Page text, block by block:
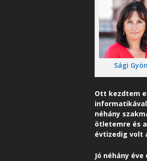
Sági
Ott kezdtem
néhány
ötletemre és
évtizedig volt
Jó néhány